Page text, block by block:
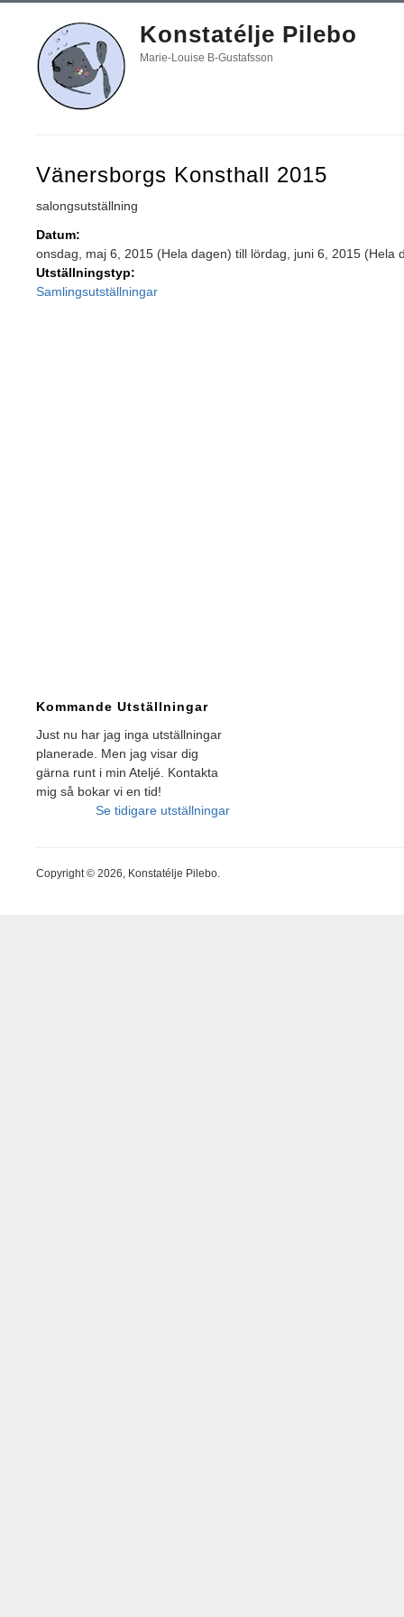
Konstatélje Pilebo
Marie-Louise B-Gustafsson
Vänersborgs Konsthall 2015
salongsutställning
Datum:
onsdag, maj 6, 2015 (Hela dagen) till lördag, juni 6, 2015 (Hela
Utställningstyp:
Samlingsutställningar
Kommande Utställningar
Just nu har jag inga utställningar
planerade. Men jag visar dig
gärna runt i min Ateljé. Kontakta
mig så bokar vi en tid!
Se tidigare utställningar
Copyright © 2026, Konstatélje Pilebo.